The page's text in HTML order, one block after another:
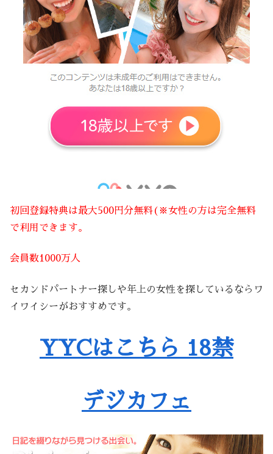
初回登録特典は最大500円分無料(※女性の方は完全無料
で利用できます。
会員数1000万人
セカンドパートナー探しや年上の女性を探しているならワ
イワイシーがおすすめです。
YYCはこちら 18禁
デジカフェ